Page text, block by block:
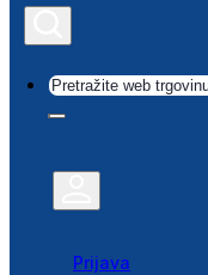
Traži
Prijava